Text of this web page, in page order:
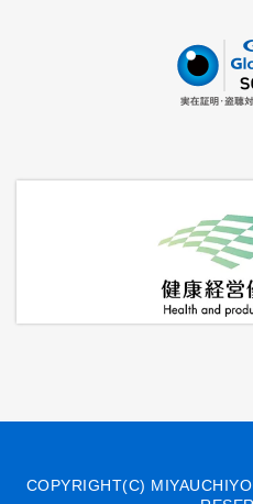
COPYRIGHT(C)